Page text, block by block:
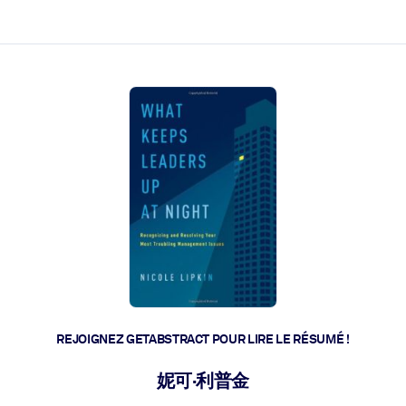
REJOIGNEZ GETABSTRACT POUR LIRE LE RÉSUMÉ !
妮可·利普金